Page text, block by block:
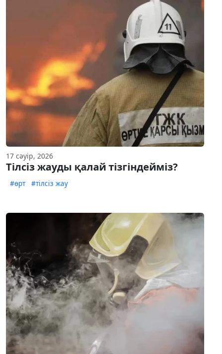
17 сәуір, 2026
Тілсіз жауды қалай тізгіндейміз?
#өрт #тілсіз жау